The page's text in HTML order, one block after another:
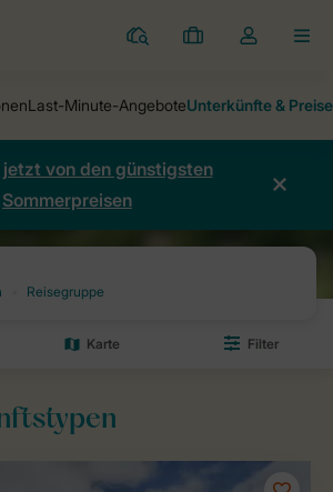
Ferienparks
Meine
Dropdown-
meines
öffnen
von den günstigsten
Sommerpreisen
Heights